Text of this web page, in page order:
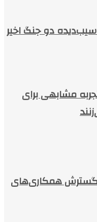
آسیب‌دیده دو جنگ اخیر
مشابهی برای
گسترش همکاری‌های